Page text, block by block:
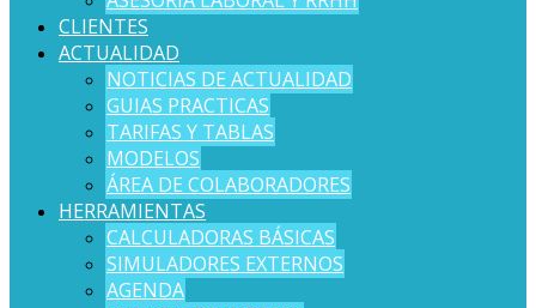
CLIENTES
ACTUALIDAD
NOTICIAS DE ACTUALIDAD
GUIAS PRACTICAS
TARIFAS Y TABLAS
MODELOS
ÁREA DE COLABORADORES
HERRAMIENTAS
CALCULADORAS BÁSICAS
SIMULADORES EXTERNOS
AGENDA